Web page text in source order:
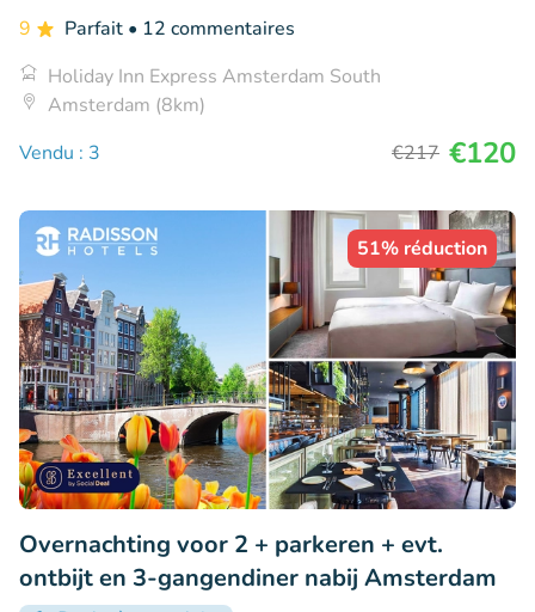
9 Parfait • 12 commentaires
Holiday Inn Express Amsterdam South
Amsterdam (8km)
Vendu : 3
€217 €120
51% réduction
Overnachting voor 2 + parkeren + evt.
ontbijt en 3-gangendiner nabij Amsterdam